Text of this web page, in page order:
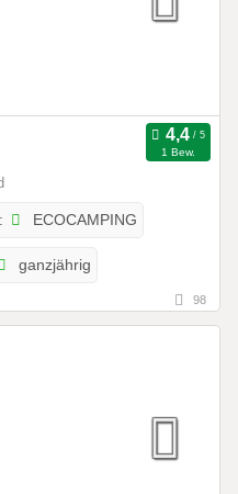
1 Bew.
ECOCAMPING
ganzjährig
98